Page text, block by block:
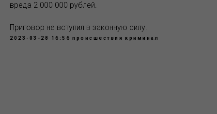
вреда 2 000 000 рублей.
Приговор не вступил в законную силу.
2023-03-28 16:56 происшествия криминал